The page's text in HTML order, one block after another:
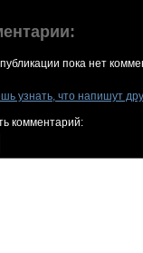
пока нет
узнать, что напишут
комментарий: